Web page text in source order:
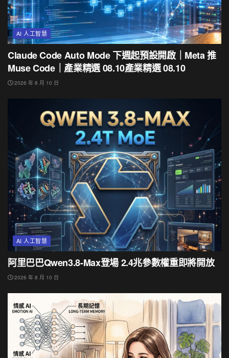
AI 人工智慧
Claude Code Auto Mode 下週起預設開啟｜Meta 推
Muse Code｜產業精選 08.10產業精選 08.10
2026 年 8 月 10 日
AI 人工智慧
阿里巴巴Qwen3.8-Max登場 2.4兆參數權重即將開放
2026 年 8 月 10 日